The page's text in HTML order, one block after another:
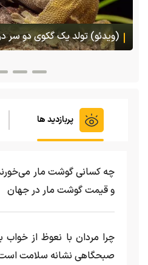
(ویدئو) تصاویر شگفت‌انگیز از
هنگام خطر یک مایع چسبناک
پربازدید ها
چه کسانی گوشت مار
و قیمت گوشت مار در جهان
چرا مردان با نعوظ از خواب
صبحگاهی نشانه سلامت